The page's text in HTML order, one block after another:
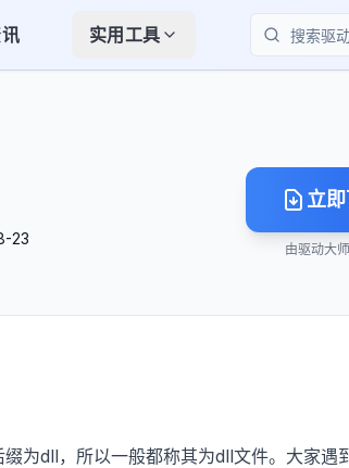
实用工具
搜索
23
立
由驱动大
为dll，所以一般都称其为dll文件。大家遇